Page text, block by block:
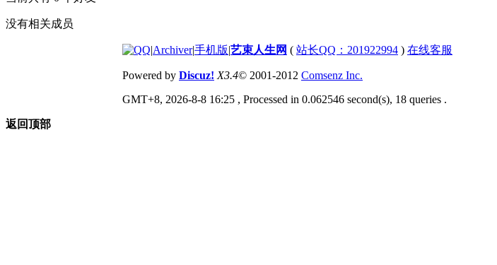
没有相关成员
|Archiver|手机版|艺束人生网 ( 站长QQ：201922994 ) 在线客服
Powered by Discuz! X3.4© 2001-2012 Comsenz Inc.
GMT+8, 2026-8-8 16:25 , Processed in 0.062546 second(s), 18 queries .
返回顶部